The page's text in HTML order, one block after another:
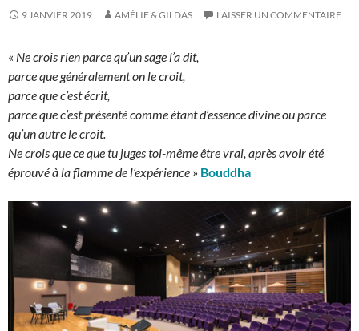
9 JANVIER 2019 AMÉLIE & GILDAS LAISSER UN COMMENTAIRE
« Ne crois rien parce qu’un sage l’a dit,
parce que généralement on le croit,
parce que c’est écrit,
parce que c’est présenté comme étant d’essence divine ou parce
qu’un autre le croit.
Ne crois que ce que tu juges toi-même être vrai, après avoir été
éprouvé à la flamme de l’expérience » Bouddha